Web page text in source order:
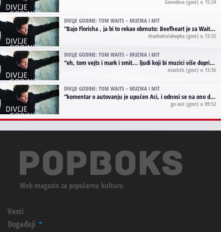
Govedina (gost) u 15:24
DIVLJE GODINE: TOM WAITS – MUZIKA I MIT
“Bajo Florisha , ja bi to rekao obrnuto: Beefheart je za Waitsa, isto sto i Hendrix za Lenny Kravitza
shazkahulakopka (gost) u 13:32
DIVLJE GODINE: TOM WAITS – MUZIKA I MIT
“eh, tom vejts i mark i smit... ljudi koji bi muzici više doprineli da su radili kao vozači tramvaja u gsp-u.
maslcih (gost) u 13:36
DIVLJE GODINE: TOM WAITS – MUZIKA I MIT
“komentar o autovanju je upućen Aci, i odnosi se na ono drugo autovanje...'senzualnost Waitsa' ;)
go out (gost) u 09:52
Web magazin za popularnu kulturu
Vesti
Događaji